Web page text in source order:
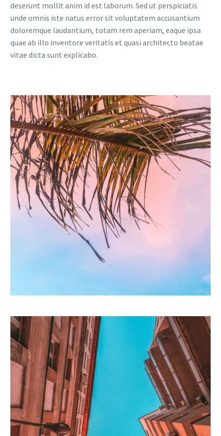
deserunt mollit anim id est laborum. Sed ut perspiciatis
unde omnis iste natus error sit voluptatem accusantium
doloremque laudantium, totam rem aperiam, eaque ipsa
quae ab illo inventore veritatis et quasi architecto beatae
vitae dicta sunt explicabo.